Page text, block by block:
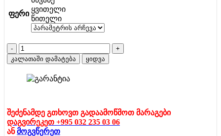
ფერი
ყვითელი
წითელი
რაოდენობა:
CHEVROLET
CAMARO
ხმოვანი
ნათებით
კალათაში დამატება ყიდვა
შეძენამდე გთხოვთ გადაამოწმოთ მარაგები
დაგვირეკეთ +995 032 235 03 06
ანმოგვწერეთ